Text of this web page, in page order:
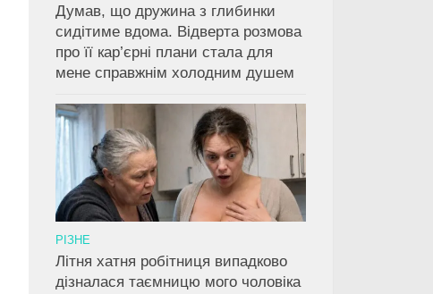
Думав, що дружина з глибинки
сидітиме вдома. Відверта розмова
про її кар’єрні плани стала для
мене справжнім холодним душем
РІЗНЕ
Літня хатня робітниця випадково
дізналася таємницю мого чоловіка